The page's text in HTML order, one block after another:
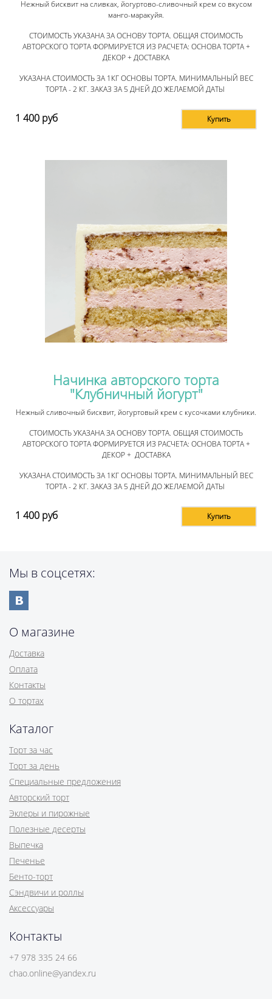
Нежный бисквит на сливках, йогуртово-сливочный крем со вкусом
манго-маракуйя.
СТОИМОСТЬ УКАЗАНА ЗА ОСНОВУ ТОРТА. ОБЩАЯ СТОИМОСТЬ
АВТОРСКОГО ТОРТА ФОРМИРУЕТСЯ ИЗ РАСЧЕТА: ОСНОВА ТОРТА +
ДЕКОР + ДОСТАВКА
УКАЗАНА СТОИМОСТЬ ЗА 1КГ ОСНОВЫ ТОРТА. МИНИМАЛЬНЫЙ ВЕС
ТОРТА - 2 КГ. ЗАКАЗ ЗА 5 ДНЕЙ ДО ЖЕЛАЕМОЙ ДАТЫ
1 400 руб Купить
Начинка авторского торта
"Клубничный йогурт"
Нежный сливочный бисквит, йогуртовый крем с кусочками клубники.
СТОИМОСТЬ УКАЗАНА ЗА ОСНОВУ ТОРТА. ОБЩАЯ СТОИМОСТЬ
АВТОРСКОГО ТОРТА ФОРМИРУЕТСЯ ИЗ РАСЧЕТА: ОСНОВА ТОРТА +
ДЕКОР + ДОСТАВКА
УКАЗАНА СТОИМОСТЬ ЗА 1КГ ОСНОВЫ ТОРТА. МИНИМАЛЬНЫЙ ВЕС
ТОРТА - 2 КГ. ЗАКАЗ ЗА 5 ДНЕЙ ДО ЖЕЛАЕМОЙ ДАТЫ
1 400 руб Купить
Мы в соцсетях:
О магазине
Доставка
Оплата
Контакты
О тортах
Каталог
Торт за час
Торт за день
Специальные предложения
Авторский торт
Эклеры и пирожные
Полезные десерты
Выпечка
Печенье
Бенто-торт
Сэндвичи и роллы
Аксессуары
Контакты
+7 978 335 24 66
chao.online@yandex.ru